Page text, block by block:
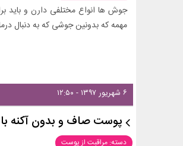
جوش ها انواع مختلفی دارن و باید
مهمه که بدونین جوشی که به دنبال
۶ شهریور ۱۳۹۷ - ۱۲:۵۰
پوست صاف و بدون آکنه
دسته: مراقبت از پوست